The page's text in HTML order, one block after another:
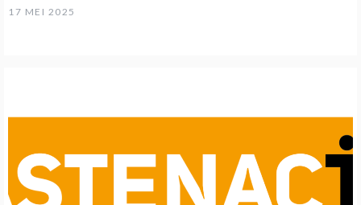
17 MEI 2025